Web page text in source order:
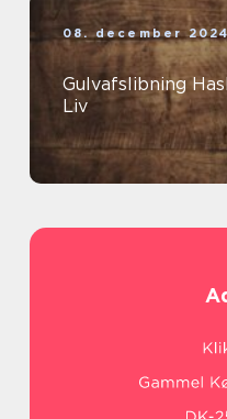
08. december
Gulvafslibning
Liv